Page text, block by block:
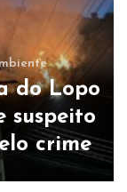
do Lopo
suspeito
crime